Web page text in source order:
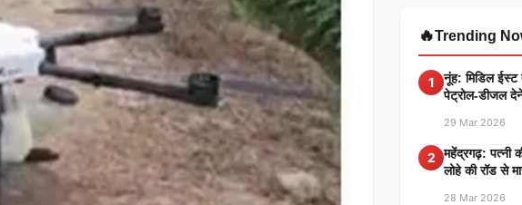
🔥Trending
1
नूंह: मिडिल ईस्ट
पेट्रोल-डीजल
29 Mar 2026
2
महेंद्रगढ़: पत्नी
लोहे की रॉड से
28 Mar 2026